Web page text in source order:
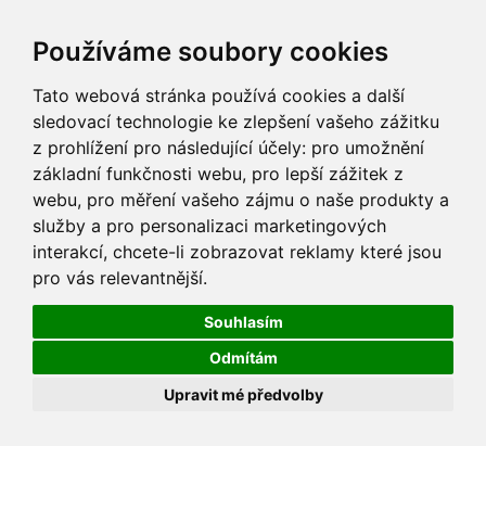
Používáme soubory cookies
Tato webová stránka používá cookies a další
sledovací technologie ke zlepšení vašeho zážitku
z prohlížení pro následující účely: pro umožnění
základní funkčnosti webu, pro lepší zážitek z
webu, pro měření vašeho zájmu o naše produkty a
služby a pro personalizaci marketingových
interakcí, chcete-li zobrazovat reklamy které jsou
pro vás relevantnější.
Souhlasím
Odmítám
Upravit mé předvolby